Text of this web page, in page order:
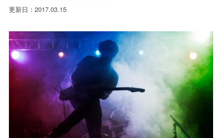
更新日：2017.03.15